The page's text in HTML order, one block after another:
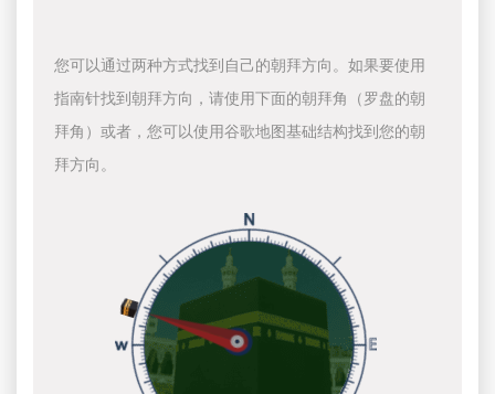
您可以通过两种方式找到自己的朝拜方向。如果要使用
指南针找到朝拜方向，请使用下面的朝拜角（罗盘的朝
拜角）或者，您可以使用谷歌地图基础结构找到您的朝
拜方向。